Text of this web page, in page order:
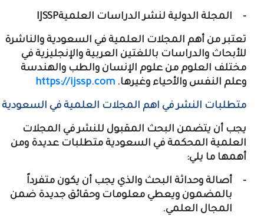
المجلة الدولية لنشر الدراسات العلميةIJSSP
تعتبر منأهم المجلات العلمية في السعودية والناشرة
للأبحاث والدراسات باللغتين العربية والإنجليزية في
مختلف العلوم من علوم الإنسان والطب والهندسة
وعلم النفس والأحياء وغيرها. https://ijssp.com
متطلبات النشر في اهم المجلات العلمية في السعودية
يجب أن يتضمن البحث المقبول للنشر في المجلات
العلمية المحكمة في السعودية متطلبات عديدة ومن
أهمها ما يلي:
أصالة وحداثة البحث والذي يجب أن يكون متفرداً
بالمضمون ويعطي معلومات وحقائق جديدة ضمن
المجال العلمي.